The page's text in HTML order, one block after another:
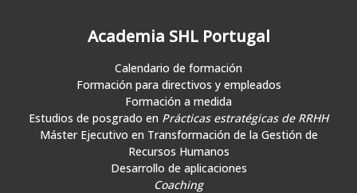
Academia SHL Portugal
Calendario de formación
Formación para directivos y empleados
Formación a medida
Estudios de posgrado en Prácticas estratégicas de RRHH
Máster Ejecutivo en Transformación de la Gestión de
Recursos Humanos
Desarrollo de aplicaciones
Coaching